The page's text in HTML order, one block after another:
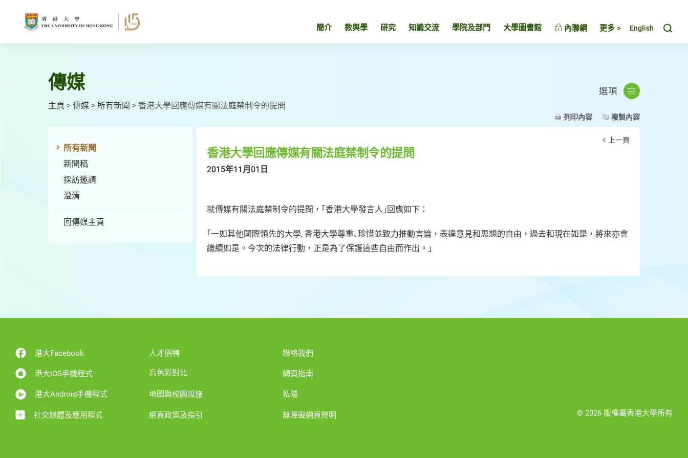
簡介 教與學 研究 知識交流 學院及部門 大學圖書館 內聯網 更多 > English
傳媒
主頁 > 傳媒 > 所有新聞 > 香港大學回應傳媒有關法庭禁制令的提問
選項
列印內容 複製內容
所有新聞
新聞稿
採訪邀請
澄清
回傳媒主頁
上一頁
香港大學回應傳媒有關法庭禁制令的提問
2015年11月01日
就傳媒有關法庭禁制令的提問，｢香港大學發言人｣回應如下：
｢一如其他國際領先的大學, 香港大學尊重､珍惜並致力推動言論，表達意見和思想的自由，過去和現在如是，將來亦會
繼續如是。今次的法律行動，正是為了保護這些自由而作出。｣
港大Facebook
港大iOS手機程式
港大Android手機程式
社交媒體及應用程式
人才招聘
高色彩對比
地圖與校園設施
網頁政策及指引
聯絡我們
網頁指南
私隱
無障礙網頁聲明 © 2026 版權屬香港大學所有